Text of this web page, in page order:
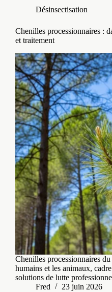
Désinsectisation
Chenilles processionnaires :
et traitement
Chenilles processionnaires
humains et les animaux,
solutions de lutte
Fred
23 juin 2026